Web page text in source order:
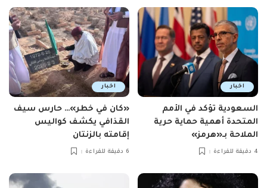
اخبار
السعودية تؤكد في الأمم
المتحدة أهمية حماية حرية
الملاحة بـ«هرمز»
4 دقيقة للقراءة
اخبار
«كان في خطر»… حارس سيف
القذافي يكشف كواليس
إقامته بالزنتان
6 دقيقة للقراءة